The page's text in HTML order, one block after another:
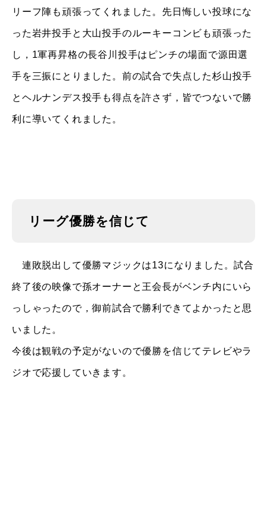
リーフ陣も頑張ってくれました。先日悔しい投球にな
った岩井投手と大山投手のルーキーコンビも頑張った
し，1軍再昇格の長谷川投手はピンチの場面で源田選
手を三振にとりました。前の試合で失点した杉山投手
とヘルナンデス投手も得点を許さず，皆でつないで勝
利に導いてくれました。
リーグ優勝を信じて
連敗脱出して優勝マジックは13になりました。試合
終了後の映像で孫オーナーと王会長がベンチ内にいら
っしゃったので，御前試合で勝利できてよかったと思
いました。
今後は観戦の予定がないので優勝を信じてテレビやラ
ジオで応援していきます。